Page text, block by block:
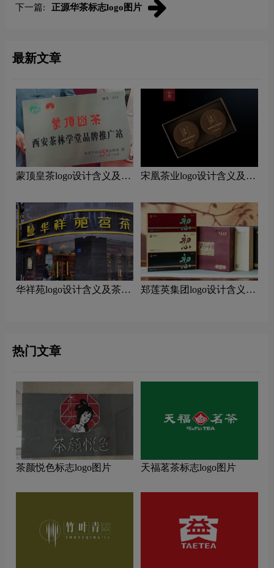
下一篇: 正源华茶标志logo图片
最新文章
蒙顶皇茶logo设计含义及茶
宋凰茶业logo设计含义及茶
华祥苑logo设计含义及茶叶
郑莲英集团logo设计含义及
热门文章
茶颜悦色标志logo图片 天福茗茶标志logo图片